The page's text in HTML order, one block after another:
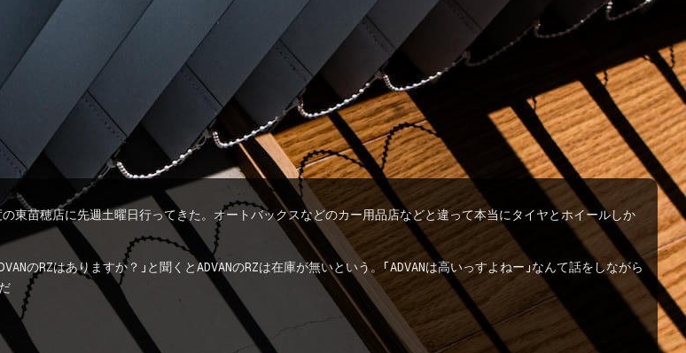
苗穂店に先週土曜日行ってきた。オートバックスなどのカー用品店などと違って本当にタイヤとホイールしか
のRZはありますか？」と聞くとADVANのRZは在庫が無いという。「ADVANは高いっすよねー」なんて話をしながら